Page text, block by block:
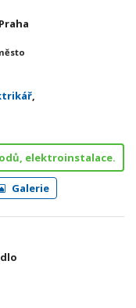
,
elektroinstalace.
Galerie